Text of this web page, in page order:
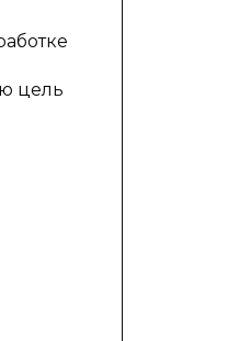
цель